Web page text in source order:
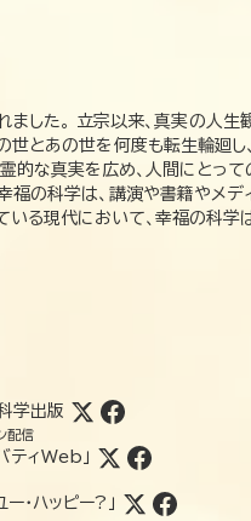
た。 立宗以来、真実の人生
世とあの世を何度も転生輪廻
的な真実を広め、人間にとっ
の科学は、講演や書籍やメ
る現代において、幸福の科学
学出版
配信
ティWeb」
ー・ハッピー?」